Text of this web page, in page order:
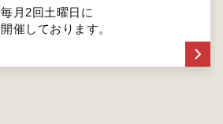
毎月2回土曜日に
開催しております。